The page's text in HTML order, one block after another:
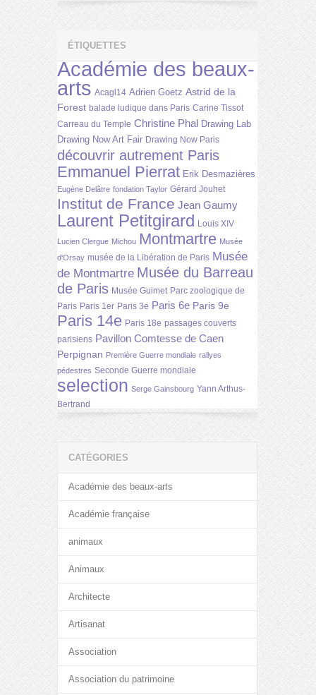
ÉTIQUETTES
Académie des beaux-
arts Acagl14 Adrien Goetz Astrid de la
Forest balade ludique dans Paris Carine Tissot
Carreau du Temple Christine Phal Drawing Lab
Drawing Now Art Fair Drawing Now Paris
découvrir autrement Paris
Emmanuel Pierrat Erik Desmazières
Eugène Delâtre fondation Taylor Gérard Jouhet
Institut de France Jean Gaumy
Laurent Petitgirard Louis XIV
Lucien Clergue Michou Montmartre Musée
d'Orsay musée de la Libération de Paris Musée
de Montmartre Musée du Barreau
de Paris Musée Guimet Parc zoologique de
Paris Paris 1er Paris 3e Paris 6e Paris 9e
Paris 14e Paris 18e passages couverts
parisiens Pavillon Comtesse de Caen
Perpignan Première Guerre mondiale rallyes
pédestres Seconde Guerre mondiale
selection Serge Gainsbourg Yann Arthus-
Bertrand
CATÉGORIES
Académie des beaux-arts
Académie française
animaux
Animaux
Architecte
Artisanat
Association
Association du patrimoine